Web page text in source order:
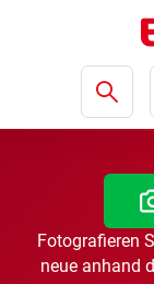
Fotografieren
neue anhand